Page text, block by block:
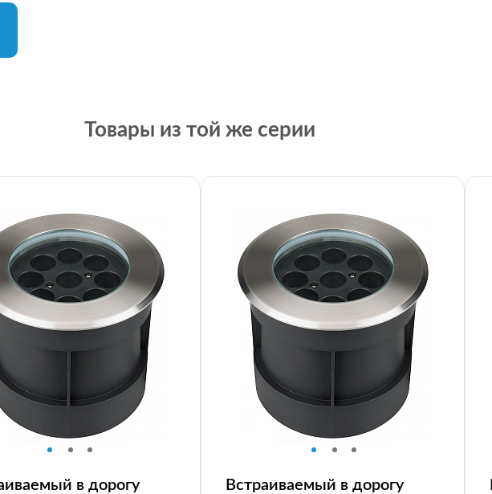
Товары из той же серии
в дорогу
Встраиваемый в дорогу